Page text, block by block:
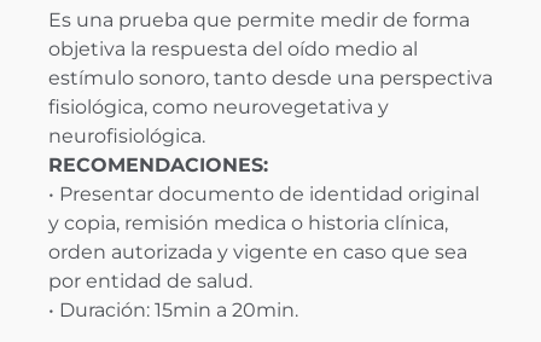
Es una prueba que permite medir de forma
objetiva la respuesta del oído medio al
estímulo sonoro, tanto desde una perspectiva
fisiológica, como neurovegetativa y
neurofisiológica.
RECOMENDACIONES:
• Presentar documento de identidad original
y copia, remisión medica o historia clínica,
orden autorizada y vigente en caso que sea
por entidad de salud.
• Duración: 15min a 20min.